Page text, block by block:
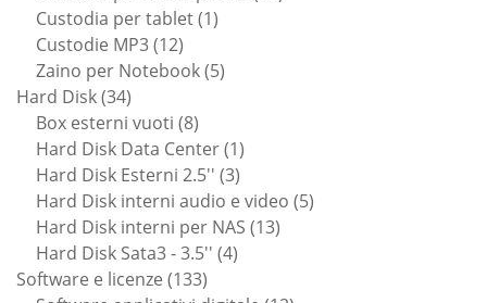
Custodia per tablet 11
Custodie MP3 1212
prodotti
Zaino per Notebook 55
Hard Disk 3434
prodotti
Box esterni vuoti 88
prodotti
Hard Disk Data Center 11
prodotto
Hard Disk Esterni 2.5'' 33
prodotti
Hard Disk interni audio e video 55
Hard Disk interni per NAS 1313
Hard Disk Sata3 - 3.5'' 44
Software e licenze 133133